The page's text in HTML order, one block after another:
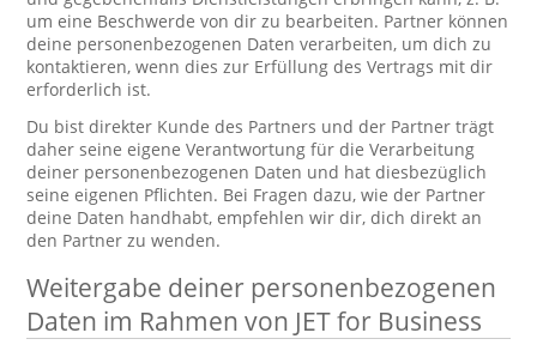
um eine Beschwerde von dir zu bearbeiten. Partner können
deine personenbezogenen Daten verarbeiten, um dich zu
kontaktieren, wenn dies zur Erfüllung des Vertrags mit dir
erforderlich ist.
Du bist direkter Kunde des Partners und der Partner trägt
daher seine eigene Verantwortung für die Verarbeitung
deiner personenbezogenen Daten und hat diesbezüglich
seine eigenen Pflichten. Bei Fragen dazu, wie der Partner
deine Daten handhabt, empfehlen wir dir, dich direkt an
den Partner zu wenden.
Weitergabe deiner personenbezogenen
Daten im Rahmen von JET for Business